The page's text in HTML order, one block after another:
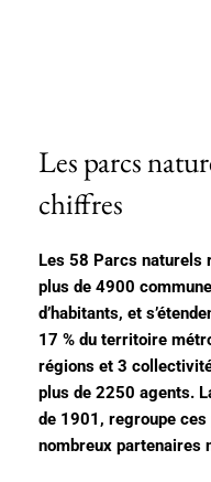
Les parcs
chiffres
Les 58 Parcs naturels
plus de 4900
d’habitants, et
17 % du territoire
régions et 3
plus de 2250 agents.
de 1901, regroupe
nombreux partenaires